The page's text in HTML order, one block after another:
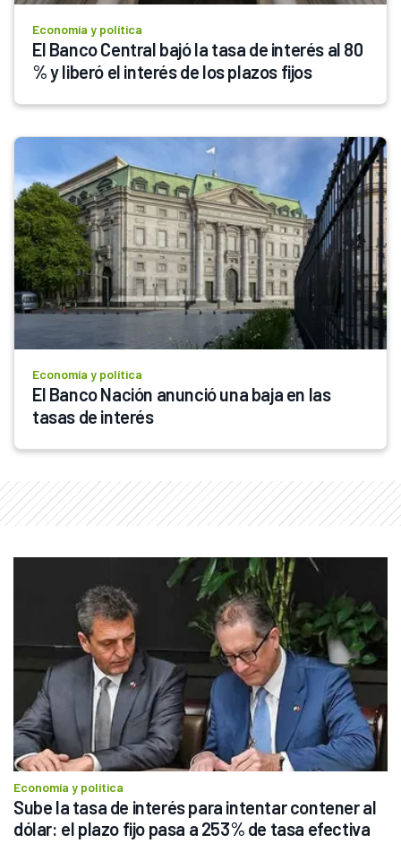
Economía y política
El Banco Central bajó la tasa de interés al 80
% y liberó el interés de los plazos fijos
Economía y política
El Banco Nación anunció una baja en las
tasas de interés
Economía y política
Sube la tasa de interés para intentar contener al
dólar: el plazo fijo pasa a 253% de tasa efectiva